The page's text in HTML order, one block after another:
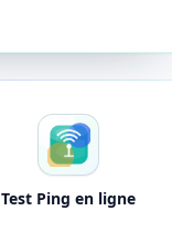
Test Ping en ligne